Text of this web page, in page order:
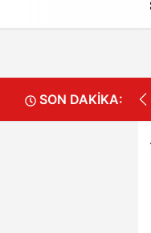
SON DAKİKA:
Destek